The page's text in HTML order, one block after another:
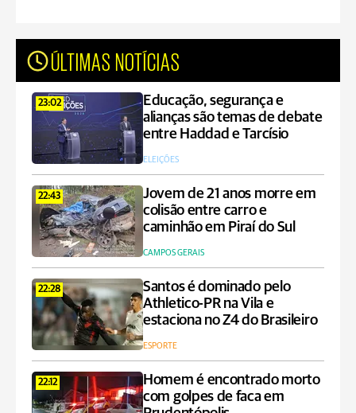
ÚLTIMAS NOTÍCIAS
23:02
Educação, segurança e
alianças são temas de debate
entre Haddad e Tarcísio
ELEIÇÕES
22:43
Jovem de 21 anos morre em
colisão entre carro e
caminhão em Piraí do Sul
CAMPOS GERAIS
22:28
Santos é dominado pelo
Athletico-PR na Vila e
estaciona no Z4 do Brasileiro
ESPORTE
22:12
Homem é encontrado morto
com golpes de faca em